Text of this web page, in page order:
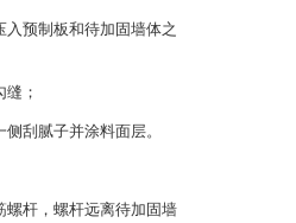
预制板和待加固墙体之
；
刮腻子并涂料面层。
螺杆，螺杆远离待加固墙